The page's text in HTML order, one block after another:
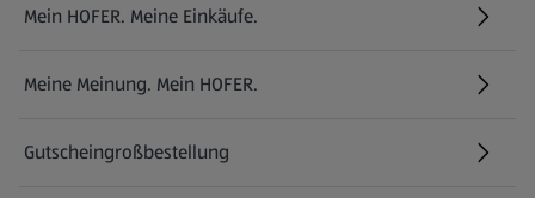
Mein HOFER. Meine Einkäufe.
Meine Meinung. Mein HOFER.
Gutscheingroßbestellung
(öffnet in einem neuen Tab)